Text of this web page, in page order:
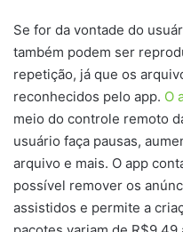
Se for da vontade do
também podem ser
repetição, já que os
reconhecidos pelo app. O
meio do controle remoto
usuário faça pausas,
arquivo e mais. O app
possível remover os
assistidos e permite a